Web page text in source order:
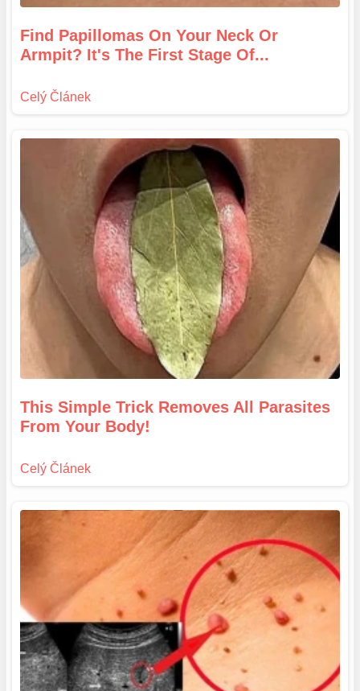
Find Papillomas On Your Neck Or
Armpit? It's The First Stage Of...
This Simple Trick Removes All Parasites
From Your Body!